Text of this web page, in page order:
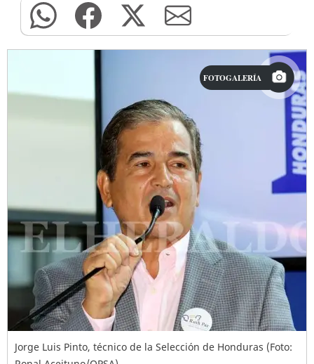
FOTOGALERÍA
Jorge Luis Pinto, técnico de la Selección de Honduras (Foto: